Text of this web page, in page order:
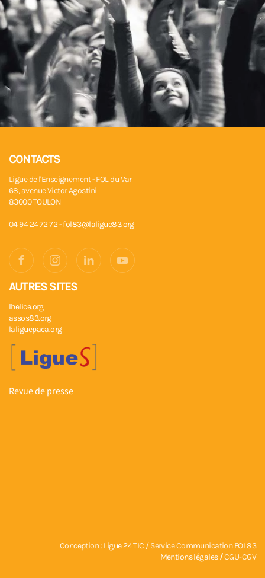
CONTACTS
Ligue de l'Enseignement - FOL du Var
68, avenue Victor Agostini
83000 TOULON
04 94 24 72 72 -fol83@laligue83.org
AUTRES SITES
lhelice.org
assos83.org
laliguepaca.org
Revue de presse
Conception :Ligue 24 TIC / Service Communication FOL83
Mentions légales/CGU-CGV